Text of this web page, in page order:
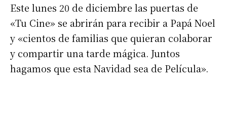
Este lunes 20 de diciembre las puertas de
«Tu Cine» se abrirán para recibir a Papá Noel
y «cientos de familias que quieran colaborar
y compartir una tarde mágica. Juntos
hagamos que esta Navidad sea de Película».